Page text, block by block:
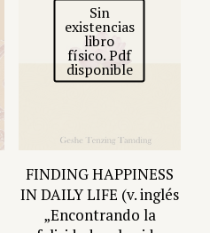
Sin
existencias
libro
físico. Pdf
disponible
FINDING HAPPINESS
IN DAILY LIFE (v. inglés
„Encontrando la